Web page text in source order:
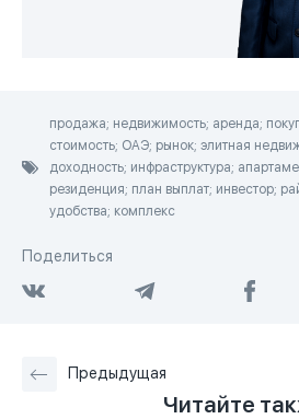
продажа; недвижимость; аренда;
стоимость; ОАЭ; рынок; элитная
доходность; инфраструктура;
резиденция; план выплат; инвестор;
удобства; комплекс
Поделиться
Предыдущая
Читайте